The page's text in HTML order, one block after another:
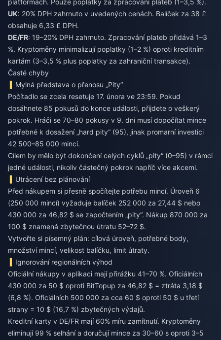
platformách. Pouze poplatky za zpracování plateb (1–3,5 %).
UK: 20% DPH zahrnuto v uvedených cenách. Balíček za 38 £
obsahuje 6,33 £ DPH.
DE/FR: 19–20% DPH zahrnuto. Zpracování plateb přidává 1–3
%. Kryptoměny minimalizují poplatky (1–2 %) oproti kreditním
kartám (3–3,5 % plus poplatky za zahraniční transakce).
Časté chyby
Mylná představa o přenosu „Pity“
Počítadlo se zcela resetuje 17. února ve 23:59. Pokud
dosáhnete 85 pokusů do konce události, přijdete o veškerý
pokrok. Hráči se 70–80 pokusy v 9. dni musí dopočítat mince
potřebné k dosažení „hard pity“ (95), jinak promarní investici
42 500–85 000 mincí.
Cílem by mělo být dokončení celých cyklů „pity“ (0–95) v rámci
jedné události, nikoliv částečný pokrok napříč více akcemi.
Utrácení bez plánování
Před nákupem si přesně spočítejte potřebu mincí. Úroveň 6
(250 000 mincí) vyžaduje balíček 252 000 za 27,44 $ nebo
430 000 za 46,82 $ se započtením „pity“. Nákup 870 000 za
100 $ znamená zbytečnou útratu 52–72 $.
Vytvořte si písemný plán: cílová úroveň, potřebné body,
množství mincí, velikost balíčku, limit útraty.
Ignorování regionálních výhod
Oficiální nákupy v aplikaci mají přirážku 41–70 %. Oficiálních
430 000 za 50 $ oproti BitTopup za 46,82 $ = ztráta 3,18 $
(6,8 %). Oficiálních 500 000 za cca 60 $ oproti 50 $ u třetí
strany = 10 $ (16,7 %) zbytečných výdajů.
Kreditní karty v DE/FR mají 60% míru zamítnutí. Kryptoměny
eliminují 99 % selhání a doručují mince za 30–60 s oproti 3–5